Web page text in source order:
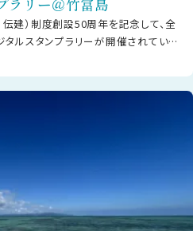
ラリー＠竹富島
建）制度創設50周年を記念して、全
ルスタンプラリーが開催されていま